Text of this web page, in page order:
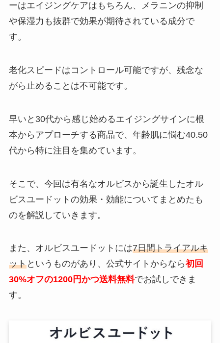
ーはエイジングケアはもちろん、メラニンの抑制
や保湿力も抜群で効果が期待されている成分で
す。
老化スピードはコントロール可能ですが、残念な
がら止めることは不可能です。
早いと30代から感じ始めるエイジングサインに根
本からアプローチする商品で、年齢肌に悩む40.50
代から特に注目を集めています。
そこで、今回は有名なオルビスから誕生したオル
ビスユードットの効果・効能についてまとめたも
のを解説していきます。
また、オルビスユードットには7日間トライアルキ
ットというものがあり、公式サイトからなら初回
30%オフの1200円かつ送料無料でお試しできま
す。